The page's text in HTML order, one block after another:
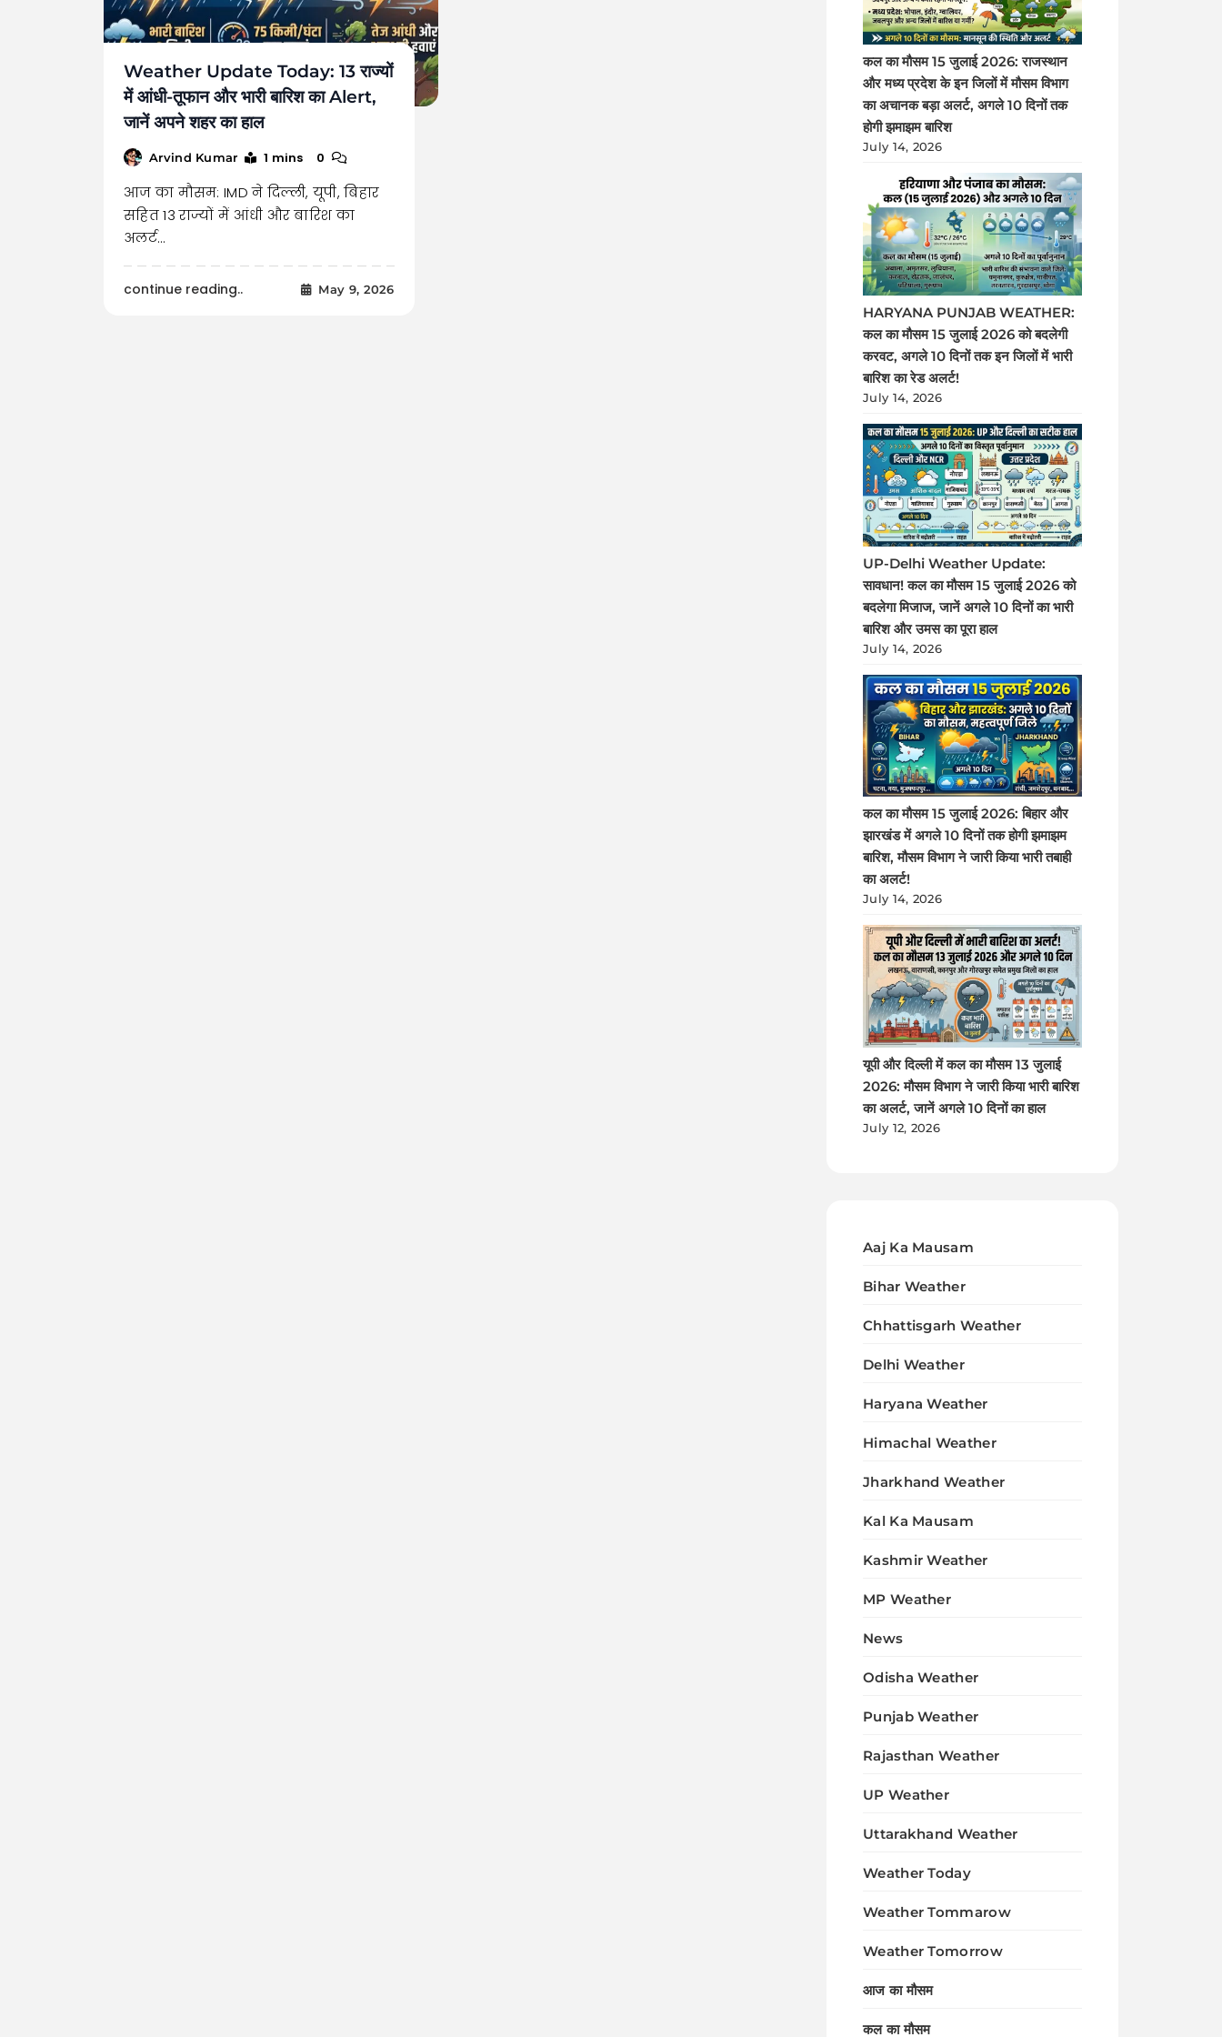
Weather Update Today: 13 राज्यों
में आंधी-तूफान और भारी बारिश का Alert,
जानें अपने शहर का हाल
Arvind Kumar 1 mins 0
आज का मौसम: IMD ने दिल्ली, यूपी, बिहार
सहित 13 राज्यों में आंधी और बारिश का
अलर्ट…
continue reading.. May 9, 2026
कल का मौसम 15 जुलाई 2026: राजस्थान
और मध्य प्रदेश के इन जिलों में मौसम विभाग
का अचानक बड़ा अलर्ट, अगले 10 दिनों तक
होगी झमाझम बारिश
July 14, 2026
HARYANA PUNJAB WEATHER:
कल का मौसम 15 जुलाई 2026 को बदलेगी
करवट, अगले 10 दिनों तक इन जिलों में भारी
बारिश का रेड अलर्ट!
July 14, 2026
UP-Delhi Weather Update:
सावधान! कल का मौसम 15 जुलाई 2026 को
बदलेगा मिजाज, जानें अगले 10 दिनों का भारी
बारिश और उमस का पूरा हाल
July 14, 2026
कल का मौसम 15 जुलाई 2026: बिहार और
झारखंड में अगले 10 दिनों तक होगी झमाझम
बारिश, मौसम विभाग ने जारी किया भारी तबाही
का अलर्ट!
July 14, 2026
यूपी और दिल्ली में कल का मौसम 13 जुलाई
2026: मौसम विभाग ने जारी किया भारी बारिश
का अलर्ट, जानें अगले 10 दिनों का हाल
July 12, 2026
Aaj Ka Mausam
Bihar Weather
Chhattisgarh Weather
Delhi Weather
Haryana Weather
Himachal Weather
Jharkhand Weather
Kal Ka Mausam
Kashmir Weather
MP Weather
News
Odisha Weather
Punjab Weather
Rajasthan Weather
UP Weather
Uttarakhand Weather
Weather Today
Weather Tommarow
Weather Tomorrow
आज का मौसम
कल का मौसम